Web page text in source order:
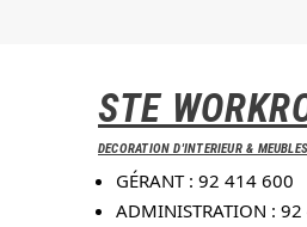
STE
DECORATION D'INTERIEUR &
GÉRANT : 92 414 600
ADMINISTRATION :